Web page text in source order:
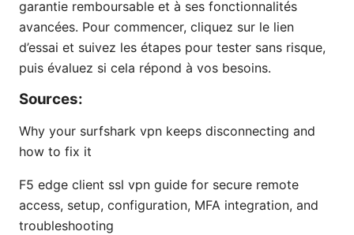
garantie remboursable et à ses fonctionnalités
avancées. Pour commencer, cliquez sur le lien
d’essai et suivez les étapes pour tester sans risque,
puis évaluez si cela répond à vos besoins.
Sources:
Why your surfshark vpn keeps disconnecting and
how to fix it
F5 edge client ssl vpn guide for secure remote
access, setup, configuration, MFA integration, and
troubleshooting